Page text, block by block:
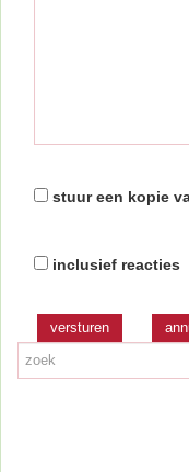
stuur een kopie
inclusief reacties
versturen